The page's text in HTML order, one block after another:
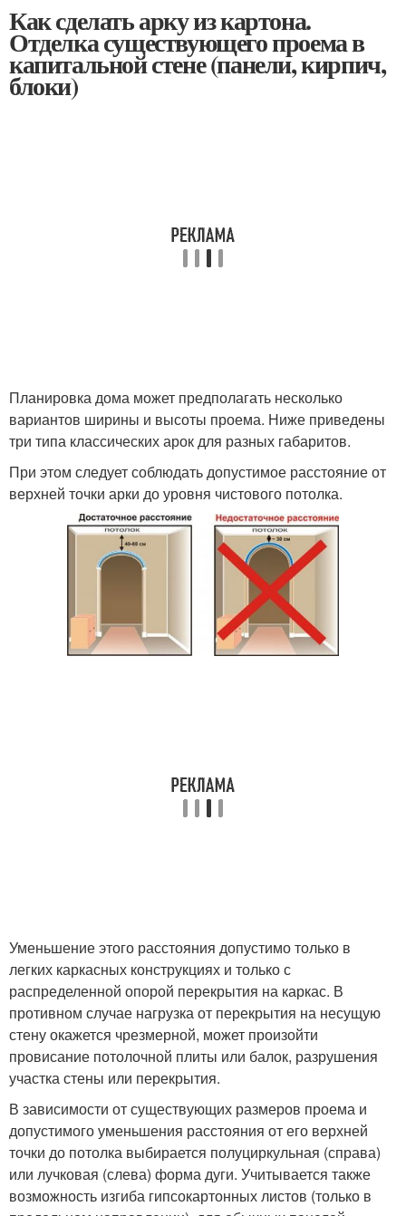
Как сделать арку из картона.
Отделка существующего проема в
капитальной стене (панели, кирпич,
блоки)
Планировка дома может предполагать несколько
вариантов ширины и высоты проема. Ниже приведены
три типа классических арок для разных габаритов.
При этом следует соблюдать допустимое расстояние от
верхней точки арки до уровня чистового потолка.
Уменьшение этого расстояния допустимо только в
легких каркасных конструкциях и только с
распределенной опорой перекрытия на каркас. В
противном случае нагрузка от перекрытия на несущую
стену окажется чрезмерной, может произойти
провисание потолочной плиты или балок, разрушения
участка стены или перекрытия.
В зависимости от существующих размеров проема и
допустимого уменьшения расстояния от его верхней
точки до потолка выбирается полуциркульная (справа)
или лучковая (слева) форма дуги. Учитывается также
возможность изгиба гипсокартонных листов (только в